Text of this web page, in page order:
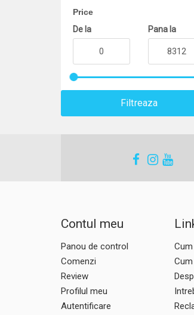
BERTI
BIWAA
BKK
BLACK CAT
BLACK FIGHTER
CAMPINGAZ
CCMOORE
CCT MASTER SMOKE
COGHLANS
COLEMAN
CORMORAN
COZMA
Price
De la
Pana la
Filtreaza
Contul meu
Panou de control
Comenzi
Review
Profilul meu
Autentificare